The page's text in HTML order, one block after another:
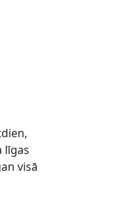
līgas
visā